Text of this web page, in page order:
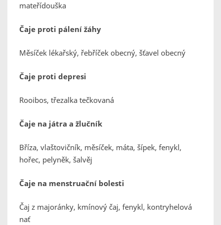
mateřídouška
Čaje proti pálení žáhy
Měsíček lékařský, řebříček obecný, šťavel obecný
Čaje proti depresi
Rooibos, třezalka tečkovaná
Čaje na játra a žlučník
Bříza, vlaštovičník, měsíček, máta, šípek, fenykl,
hořec, pelyněk, šalvěj
Čaje na menstruační bolesti
Čaj z majoránky, kmínový čaj, fenykl, kontryhelová
nať